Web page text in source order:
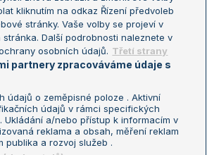
Nastavení soukromí
Reklama
Informace o zpracování osobních
kliknutím na odkaz Řízení předvoleb
stránky. Vaše volby se projeví v
stránka. Další podrobnosti naleznete v
osobních údajů. Třetí strany
partnery zpracováváme údaje s
údajů o zeměpisné poloze . Aktivní
údajů v rámci specifických
Ukládání a/nebo přístup k informacím v
reklama a obsah, měření reklam
publika a rozvoj služeb .